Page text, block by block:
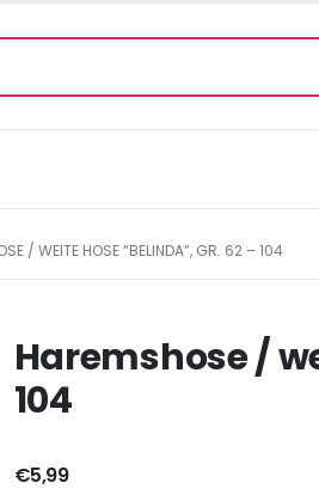
/ WEITE HOSE “BELINDA”, GR. 62 – 104
Haremshose /
104
€5,99